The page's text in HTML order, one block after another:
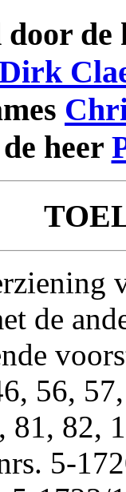
door de
heer
de
56,
81, 82,
5-